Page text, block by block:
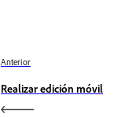
Anterior
Realizar edición móvil